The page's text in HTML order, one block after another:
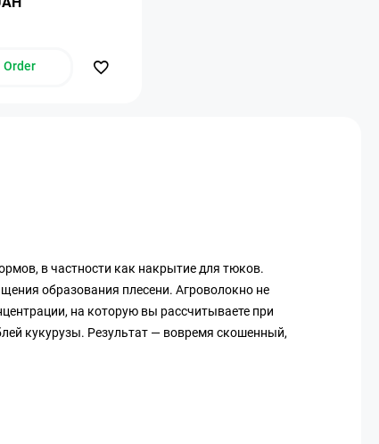
Order
в частности как накрытие для тюков.
образования плесени. Агроволокно не
на которую вы рассчитываете при
кукурузы. Результат — вовремя скошенный,